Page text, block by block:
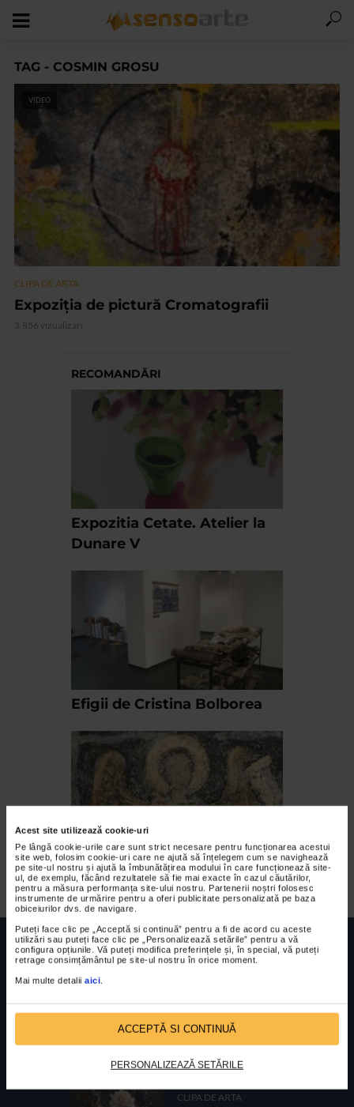
Acest site utilizează cookie-uri
Pe lângă cookie-urile care sunt strict necesare pentru funcționarea acestui
site web, folosim cookie-uri care ne ajută să înțelegem cum se navighează
pe site-ul nostru și ajută la îmbunătățirea modului în care funcționează site-
ul, de exemplu, făcând rezultatele să fie mai exacte în cazul căutărilor,
pentru a măsura performanța site-ului nostru. Partenerii noștri folosesc
instrumente de urmărire pentru a oferi publicitate personalizată pe baza
obiceiurilor dvs. de navigare.
Puteți face clic pe „Acceptă si continuă” pentru a fi de acord cu aceste
utilizări sau puteți face clic pe „Personalizează setările” pentru a vă
configura opțiunile. Vă puteți modifica preferințele și, în special, vă puteți
retrage consimțământul pe site-ul nostru în orice moment.
Mai multe detalii aici
ACCEPTĂ SI CONTINUĂ
PERSONALIZEAZĂ SETĂRILE
TAG - COSMIN GROSU
VIDEO
CLIPA DE ARTA
Expoziţia de pictură Cromatografii
3.856 vizualizari
RECOMANDĂRI
Expozitia Cetate. Atelier la
Dunare V
Efigii de Cristina Bolborea
Dan Constantinescu
CELE MAI VIZUALIZATE
CLIPA DE ARTA